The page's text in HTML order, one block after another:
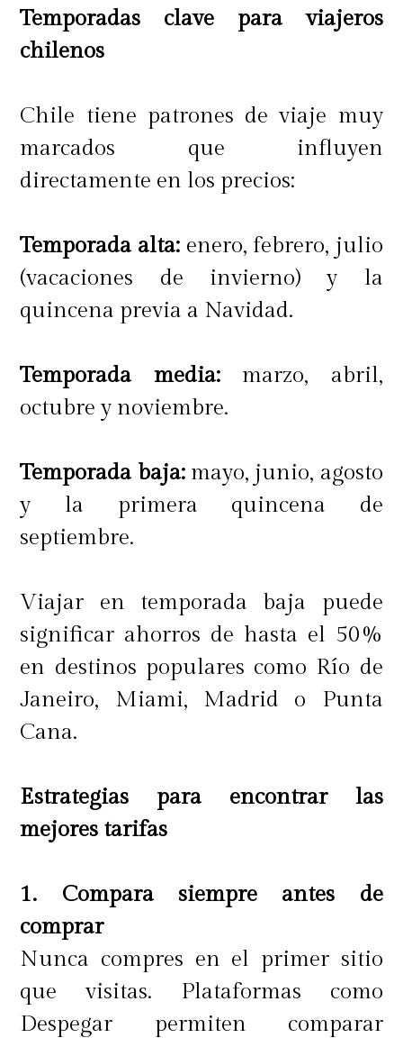
Temporadas clave para viajeros
chilenos
Chile tiene patrones de viaje muy
marcados que influyen
directamente en los precios:
Temporada alta:enero, febrero, julio
(vacaciones de invierno) y la
quincena previa a Navidad.
Temporada media:marzo, abril,
octubre y noviembre.
Temporada baja:mayo, junio, agosto
y la primera quincena de
septiembre.
Viajar en temporada baja puede
significar ahorros de hasta el 50%
en destinos populares como Río de
Janeiro, Miami, Madrid o Punta
Cana.
Estrategias para encontrar las
mejores tarifas
1. Compara siempre antes de
comprar
Nunca compres en el primer sitio
que visitas. Plataformas como
Despegar permiten comparar